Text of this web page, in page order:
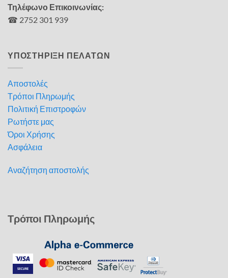
Τηλέφωνο Επικοινωνίας:
☎ 2752 301 939
ΥΠΟΣΤΗΡΙΞΗ ΠΕΛΑΤΩΝ
Αποστολές
Τρόποι Πληρωμής
Πολιτική Επιστροφών
Ρωτήστε μας
Όροι Χρήσης
Ασφάλεια
Αναζήτηση αποστολής
Τρόποι Πληρωμής